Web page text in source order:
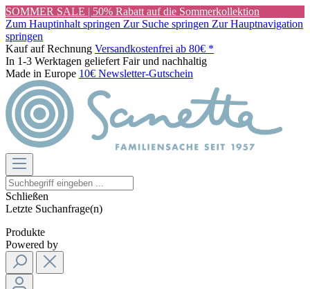
SOMMER SALE | 50% Rabatt auf die Sommerkollektion
Zum Hauptinhalt springen Zur Suche springen Zur Hauptnavigation
springen
Kauf auf Rechnung Versandkostenfrei ab 80€ *
In 1-3 Werktagen geliefert Fair und nachhaltig
Made in Europe 10€ Newsletter-Gutschein
Schließen
Letzte Suchanfrage(n)
Produkte
Powered by